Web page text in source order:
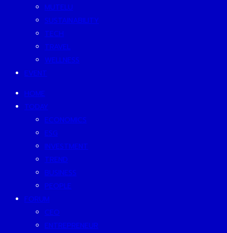
MUTELU
SUSTAINABILITY
TECH
TRAVEL
WELLNESS
EVENT
HOME
TODAY
ECONOMICS
ESG
INVESTMENT
TREND
BUSINESS
PEOPLE
FORUM
CEO
ENTREPRENEUR